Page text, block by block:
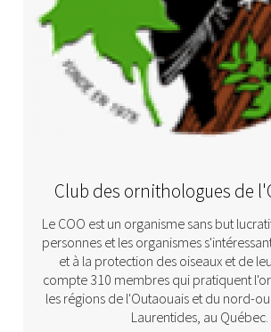
Club des ornithologues de
Le COO est un organisme sans but
personnes et les organismes
et à la protection des oiseaux et de
compte 310 membres qui pratiquent
les régions de l'Outaouais et du nord-
Laurentides, au Québec.